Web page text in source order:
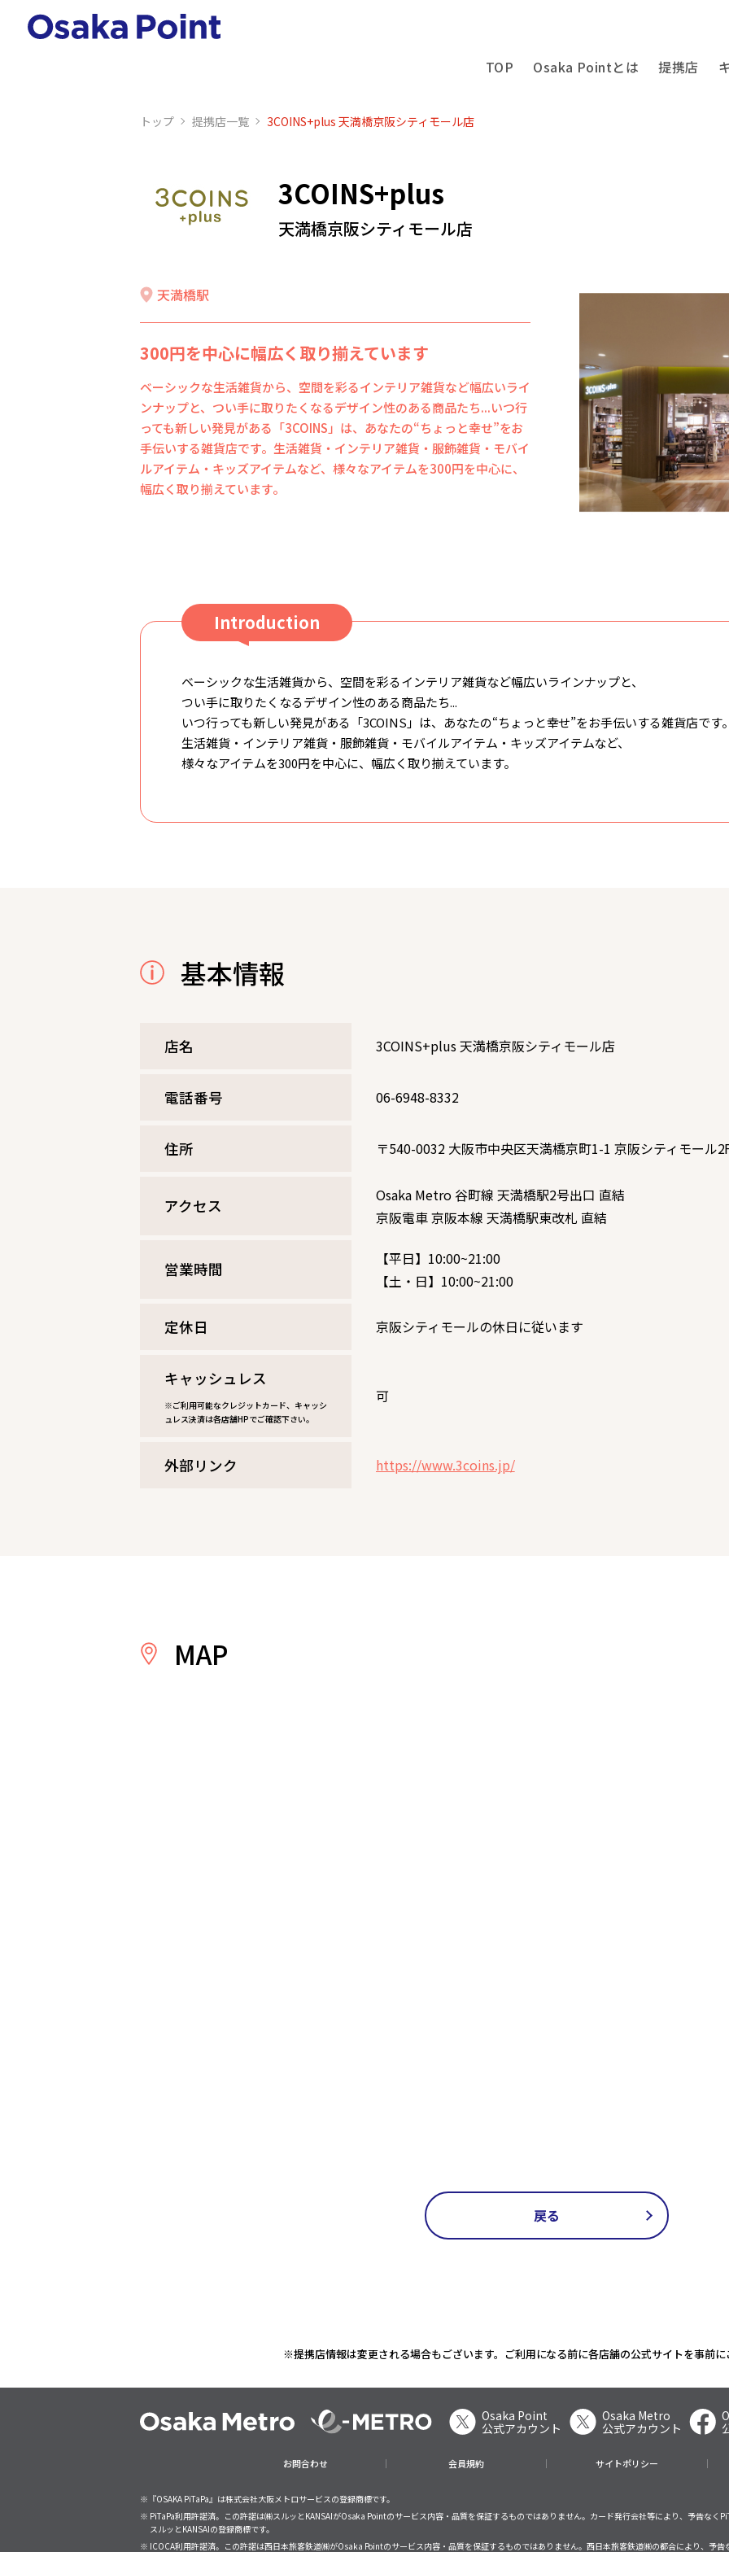
TOP Osaka Pointとは 提携店
トップ 提携店⼀覧 3COINS+plus 天満橋京阪シティモール店
3COINS+plus
天満橋京阪シティモール店
天満橋駅
300円を中心に幅広く取り揃えています
ベーシックな生活雑貨から、空間を彩るインテリア雑貨など幅広いライ
ンナップと、つい手に取りたくなるデザイン性のある商品たち...いつ行
っても新しい発見がある「3COINS」は、あなたの“ちょっと幸せ”をお
手伝いする雑貨店です。生活雑貨・インテリア雑貨・服飾雑貨・モバイ
ルアイテム・キッズアイテムなど、様々なアイテムを300円を中心に、
幅広く取り揃えています。
Introduction
ベーシックな生活雑貨から、空間を彩るインテリア雑貨など幅広いラインナップと、
つい手に取りたくなるデザイン性のある商品たち...
いつ行っても新しい発見がある「3COINS」は、あなたの“ちょっと幸せ”をお手伝いする雑貨店です
生活雑貨・インテリア雑貨・服飾雑貨・モバイルアイテム・キッズアイテムなど、
様々なアイテムを300円を中心に、幅広く取り揃えています。
基本情報
店名 3COINS+plus 天満橋京阪シティモール店
電話番号 06-6948-8332
住所 〒540-0032 大阪市中央区天満橋京町1-1 京阪シティモール
アクセス
Osaka Metro 谷町線 天満橋駅2号出口 直結
京阪電車 京阪本線 天満橋駅東改札 直結
営業時間
【平日】10:00~21:00
【土・日】10:00~21:00
定休⽇ 京阪シティモールの休日に従います
キャッシュレス
※ご利用可能なクレジットカード、キャッシ
ュレス決済は各店舗HPでご確認下さい。
可
外部リンク https://www.3coins.jp/
MAP
戻る
※提携店情報は変更される場合もございます。ご利用になる前に各店舗の公式サイトを事前
Osaka Point
公式アカウント
Osaka Metro
公式アカウント
お問合わせ 会員規約 サイトポリシー
※『OSAKA PiTaPa』は株式会社大阪メトロサービスの登録商標です。
※ PiTaPa利用許諾済。この許諾は㈱スルッとKANSAIがOsaka Pointのサービス内容・品質を保証するものではありません。カード発行会社等により、予告なく
スルッとKANSAIの登録商標です。
※ ICOCA利用許諾済。この許諾は西日本旅客鉄道㈱がOsaka Pointのサービス内容・品質を保証するものではありません。西日本旅客鉄道㈱の都合により、予